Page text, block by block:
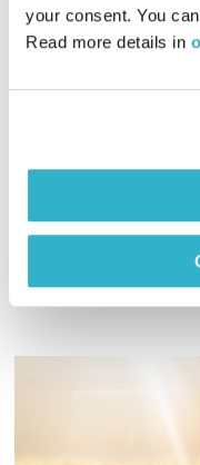
your consent. You
Read more details in